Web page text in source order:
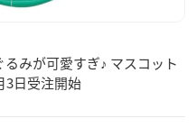
るみが可愛すぎ♪ マスコット
3日受注開始